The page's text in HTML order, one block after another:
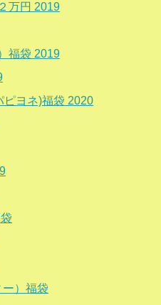
万円 2019
福袋 2019
ピヨネ)福袋 2020
）福袋